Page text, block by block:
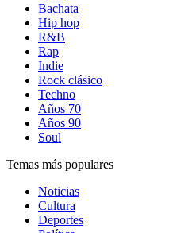
Bachata
Hip hop
R&B
Rap
Indie
Rock clásico
Techno
Años 70
Años 90
Soul
Temas más populares
Noticias
Cultura
Deportes